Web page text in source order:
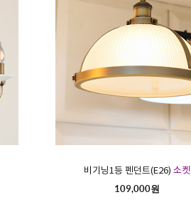
비기닝1등 펜던트(E26) 소켓
109,000원